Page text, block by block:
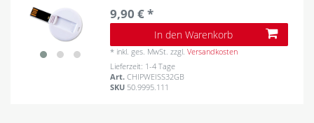
9,90 € *
In den Warenkorb
* inkl. ges. MwSt. zzgl.Versandkosten
Lieferzeit: 1-4 Tage
Art.CHIPWEISS32GB
SKU 50.9995.111